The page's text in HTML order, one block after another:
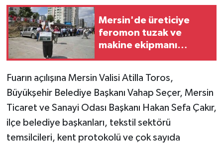
Mersin'de üreticiye
feromon tuzak ve
makine ekipmanı
Fuarın açılışına Mersin Valisi Atilla Toros,
Büyükşehir Belediye Başkanı Vahap Seçer, Mersin
Ticaret ve Sanayi Odası Başkanı Hakan Sefa Çakır,
ilçe belediye başkanları, tekstil sektörü
temsilcileri, kent protokolü ve çok sayıda